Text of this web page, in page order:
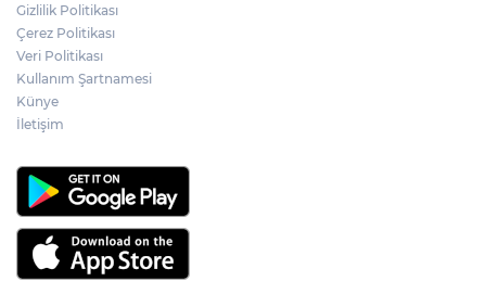
Gizlilik Politikası
Çerez Politikası
Veri Politikası
Kullanım Şartnamesi
Künye
İletişim